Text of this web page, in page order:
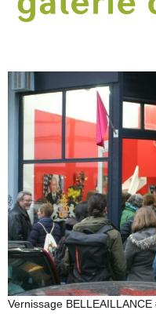
Vernissage